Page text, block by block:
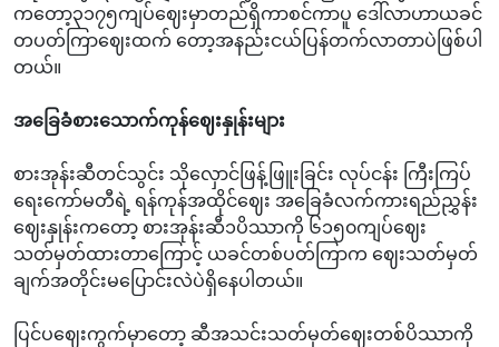
ကတော့၃၁၇၅ကျပ်ဈေးမှာတည်ရှိကာစင်ကာပူ‌ ဒေါ်လာဟာယခင်
တပတ်ကြာဈေးထက်‌ တော့အနည်းငယ်ပြန်တက်လာတာပဲဖြစ်ပါ
တယ်။
အခြေခံစားသောက်ကုန်ဈေးနှုန်းများ
စားအုန်းဆီတင်သွင်း သိုလှောင်ဖြန့်ဖြူးခြင်း လုပ်ငန်း ကြီးကြပ်
ရေးကော်မတီရဲ့ ရန်ကုန်အထိုင်ဈေး အခြေခံလက်ကားရည်ညွှန်း
ဈေးနှုန်းကတော့ စားအုန်းဆီ၁ပိဿာကို ၆၁၅၀ကျပ်ဈေး
သတ်မှတ်ထားတာကြောင့် ယခင်တစ်ပတ်ကြာက ဈေးသတ်မှတ်
ချက်အတိုင်းမပြောင်းလဲပဲရှိနေပါတယ်။
ပြင်ပဈေးကွက်မှာတော့ ဆီအသင်းသတ်မှတ်ဈေးတစ်ပိဿာကို